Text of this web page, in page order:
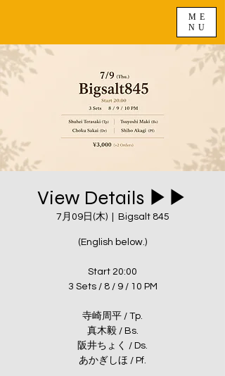
ME
NU
View Details ▶︎▶︎
7月09日(木)
  |
Bigsalt 845
(English below.)
Start 20:00
3 Sets / 8 / 9 / 10 PM
寺崎周平 / Tp.
真木毅 / Bs.
阪井ちょく / Ds.
あかぎしほ / Pf.